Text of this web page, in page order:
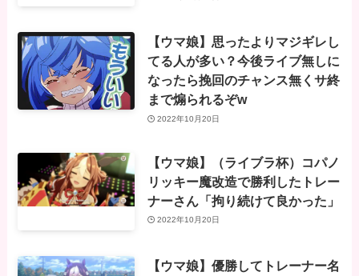
【ウマ娘】思ったよりマジギレし
てる人が多い？今後ライブ無しに
なったら挽回のチャンス無くサ終
まで煽られるぞw
2022年10月20日
【ウマ娘】（ライブラ杯）コパノ
リッキー魔改造で勝利したトレー
ナーさん「拘り続けて良かった」
2022年10月20日
【ウマ娘】優勝してトレーナー名